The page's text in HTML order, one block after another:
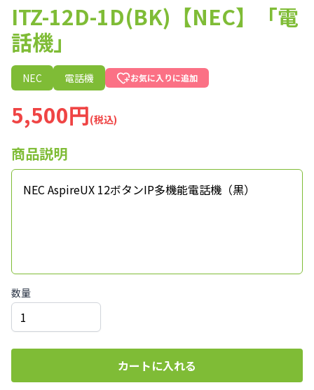
ITZ-12D-1D(BK)【NEC】「電
話機」
NEC 電話機 お気に入りに追加
5,500円(税込)
商品説明
NEC AspireUX 12ボタンIP多機能電話機（黒）
数量
カートに入れる